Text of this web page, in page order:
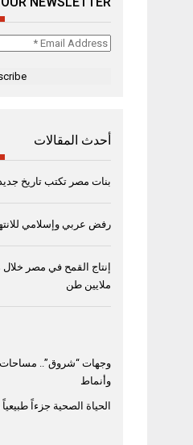
Email
أحدث المقالات
بنات مصر تكتب تاريخ
رفض عربي وإسلامي
ملايين طن
وجهات “شروق”..
وأنماط
الحياة الصحية جزءاً